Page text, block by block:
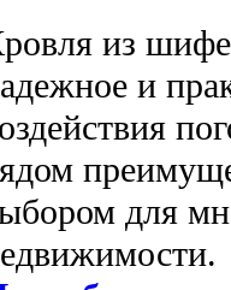
из
и
для